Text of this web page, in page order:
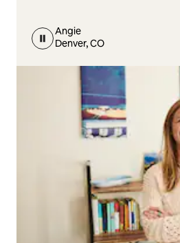
Angie
Denver, CO